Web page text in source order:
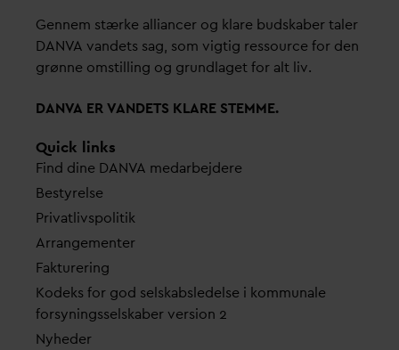
Gennem stærke alliancer og klare budskaber taler
DANVA vandets sag, som vigtig ressource for den
grønne omstilling og grundlaget for alt liv.
DANVA ERVANDETS KLARE STEMME.
Quick links
Find dine DANVA medarbejdere
Bestyrelse
Privatlivspolitik
Arrangementer
Fakturering
Kodeks for god selskabsledelse i kommunale
forsyningsselskaber version 2
Nyheder